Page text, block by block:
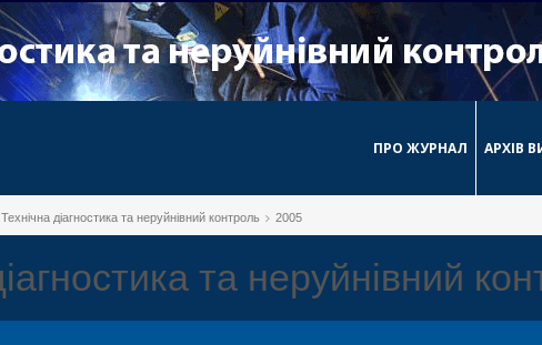
ПРО ЖУРНАЛ АРХІВ
Технічна діагностика та неруйнівний контроль 2005
та неруйнівний